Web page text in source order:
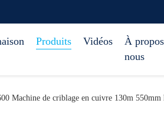
Produits Vidéos
À
nous
Machine de criblage en cuivre 130m 550mm